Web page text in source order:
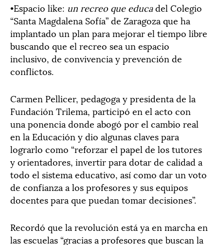
•Espacio like: un recreo que educadel Colegio
“Santa Magdalena Sofía” de Zaragoza que ha
implantado un plan para mejorar el tiempo libre
buscando que el recreo sea un espacio
inclusivo, de convivencia y prevención de
conflictos.
Carmen Pellicer, pedagoga y presidenta de la
Fundación Trilema, participó en el acto con
una ponencia donde abogó por el cambio real
en la Educación y dio algunas claves para
lograrlo como “reforzar el papel de los tutores
y orientadores, invertir para dotar de calidad a
todo el sistema educativo, así como dar un voto
de confianza a los profesores y sus equipos
docentes para que puedan tomar decisiones”.
Recordó que la revolución está ya en marcha en
las escuelas “gracias a profesores que buscan la